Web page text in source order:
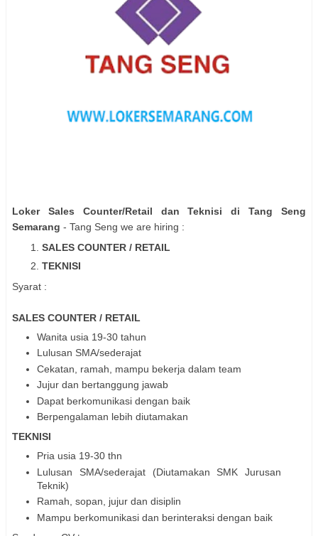
Loker Sales Counter/Retail dan Teknisi di Tang Seng
Semarang - Tang Seng we are hiring :
SALES COUNTER / RETAIL
TEKNISI
Syarat :
SALES COUNTER / RETAIL
Wanita usia 19-30 tahun
Lulusan SMA/sederajat
Cekatan, ramah, mampu bekerja dalam team
Jujur dan bertanggung jawab
Dapat berkomunikasi dengan baik
Berpengalaman lebih diutamakan
TEKNISI
Pria usia 19-30 thn
Lulusan SMA/sederajat (Diutamakan SMK Jurusan
Teknik)
Ramah, sopan, jujur dan disiplin
Mampu berkomunikasi dan berinteraksi dengan baik